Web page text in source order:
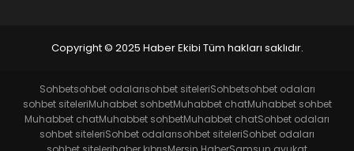
Copyright © 2025 Haber Ekibi Tüm hakları saklıdır.
Sohbetsohbet odalarısohbet siteleriSohbetsohbet odaları
sohbet siteleriMuhabbet sohbetMuhabbet chatMuhabbet sohbet
Muhabbet chatMuhabbet sohbetMuhabbet chatSohbet odaları
sohbet siteleriSohbet odalarısohbet siteleriSohbet odaları